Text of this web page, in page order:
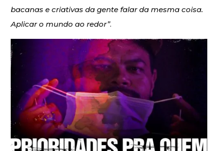
bacanas e criativas da gente falar da mesma coisa.
Aplicar o mundo ao redor”.